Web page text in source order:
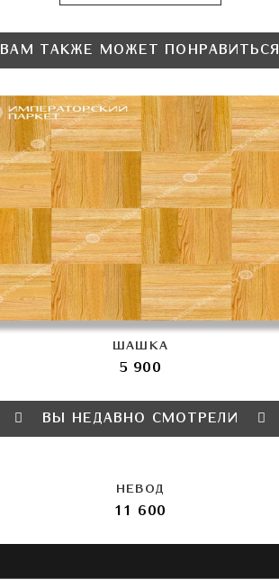
ВАМ ТАКЖЕ МОЖЕТ ПОНРАВИТЬСЯ
ШАШКА
5 900
ВЫ НЕДАВНО СМОТРЕЛИ
НЕВОД
11 600